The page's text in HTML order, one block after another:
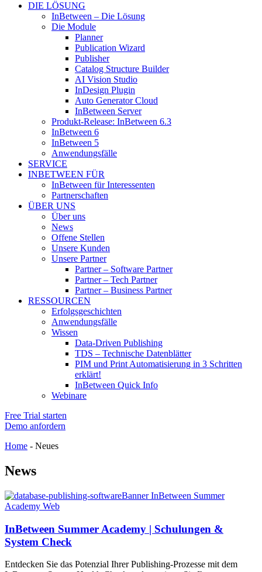
DIE LÖSUNG
InBetween – Die Lösung
Die Module
Planner
Publication Wizard
Publisher
Catalog Structure Builder
AI Vision Studio
InDesign Plugin
Auto Generator Cloud
InBetween Server
Produkt-Release: InBetween 6.3
InBetween 6
InBetween 5
Anwendungsfälle
SERVICE
INBETWEEN FÜR
InBetween für Interessenten
Partnerschaften
ÜBER UNS
Über uns
News
Offene Stellen
Unsere Kunden
Unsere Partner
Partner – Software Partner
Partner – Tech Partner
Partner – Business Partner
RESSOURCEN
Erfolgsgeschichten
Anwendungsfälle
Wissen
Data-Driven Publishing
TDS – Technische Datenblätter
PIM und Print Automatisierung in 3 Schritten
erklärt!
InBetween Quick Info
Webinare
Free Trial starten
Demo anfordern
Home - Neues
News
InBetween Summer Academy | Schulungen &
System Check
Entdecken Sie das Potenzial Ihrer Publishing-Prozesse mit dem